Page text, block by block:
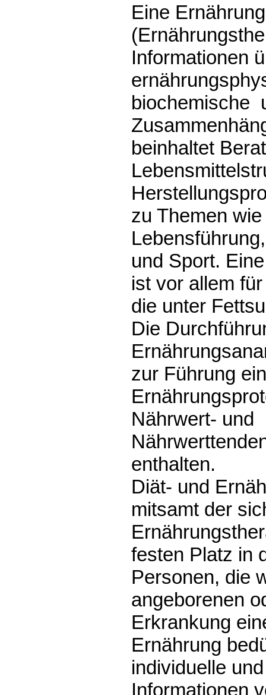
Eine
Informationen
biochemische
beinhaltet
zu Themen
und Sport.
ist vor allem
die unter
Die
zur Führung
Nährwert- und
enthalten.
Diät- und
mitsamt der
festen Platz in
Personen, die
angeborenen
Erkrankung
Ernährung
individuelle
Informationen